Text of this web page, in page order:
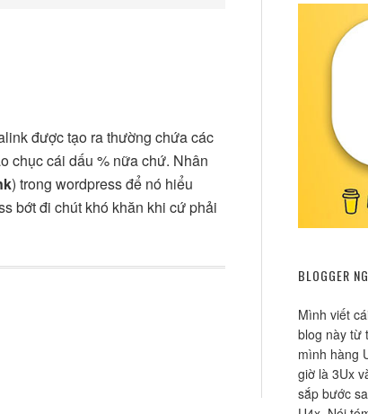
được tạo ra thường chứa các
chục cái dấu % nữa chứ. Nhân
) trong wordpress để nó hiểu
bớt đi chút khó khăn khi cứ phải
BLOGGER
Mình viết
blog này từ
mình hàng
giờ là 3Ux
sắp bước